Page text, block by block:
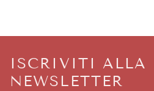
ISCRIVITI ALLA
NEWSLETTER